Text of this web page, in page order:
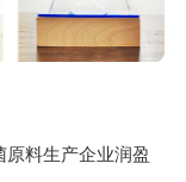
原料生产企业润盈